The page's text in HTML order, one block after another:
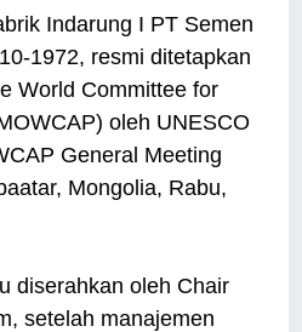
Indarung I PT Semen
1972, resmi ditetapkan
World Committee for
oleh UNESCO
General Meeting
Mongolia, Rabu,
diserahkan oleh Chair
setelah manajemen